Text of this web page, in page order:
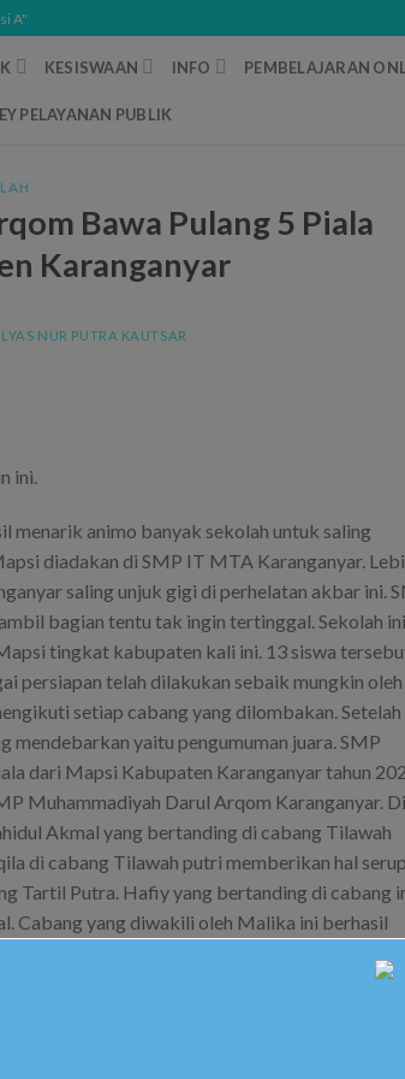
A"
KESISWAAN INFO PEMBELAJARAN
PELAYANAN PUBLIK
Bawa Pulang 5 Piala
Karanganyar
ILYAS NUR PUTRA KAUTSAR
ini.
menarik animo banyak sekolah untuk saling
diadakan di SMP IT MTA Karanganyar.
saling unjuk gigi di perhelatan akbar ini.
bagian tentu tak ingin tertinggal. Sekolah ini
tingkat kabupaten kali ini. 13 siswa
persiapan telah dilakukan sebaik mungkin oleh
setiap cabang yang dilombakan. Setelah
mendebarkan yaitu pengumuman juara. SMP
dari Mapsi Kabupaten Karanganyar tahun
Muhammadiyah Darul Arqom Karanganyar. Di
Akmal yang bertanding di cabang Tilawah
di cabang Tilawah putri memberikan hal
Tartil Putra. Hafiy yang bertanding di cabang
Cabang yang diwakili oleh Malika ini berhasil
cabang Cerdas Cermat Islam. Dihubungi
bangga dengan apa yang didapatkan oleh
di tahun kemarin kita juara tahun ini tidak.
memotivasi siswa lainnya.” Ucap Bu Novi